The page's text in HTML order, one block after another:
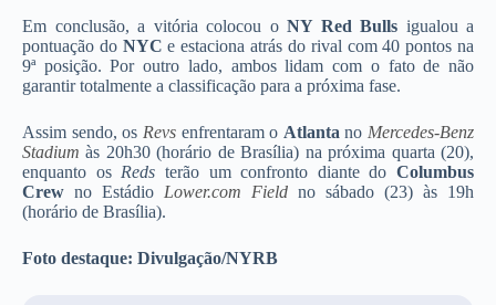
Em conclusão, a vitória colocou o NY Red Bulls igualou a
pontuação do NYC e estaciona atrás do rival com 40 pontos na
9ª posição. Por outro lado, ambos lidam com o fato de não
garantir totalmente a classificação para a próxima fase.
Assim sendo, os Revsenfrentaram o Atlanta no Mercedes-Benz
Stadium às 20h30 (horário de Brasília) na próxima quarta (20),
enquanto os Reds terão um confronto diante do Columbus
Crew no Estádio Lower.com Field no sábado (23) às 19h
(horário de Brasília).
Foto destaque: Divulgação/NYRB